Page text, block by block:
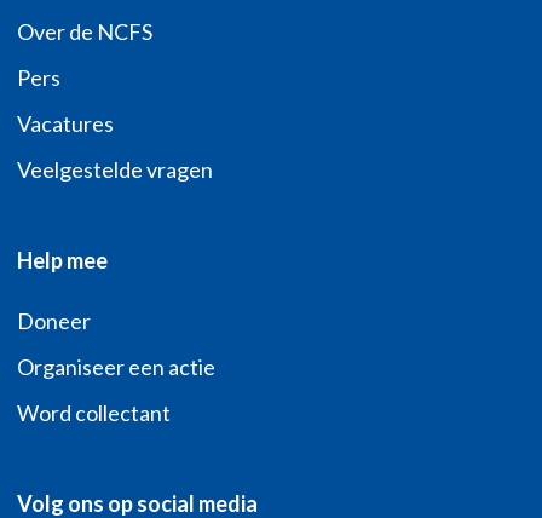
Over de NCFS
Pers
Vacatures
Veelgestelde vragen
Help mee
Doneer
Organiseer een actie
Word collectant
Volg ons op social media